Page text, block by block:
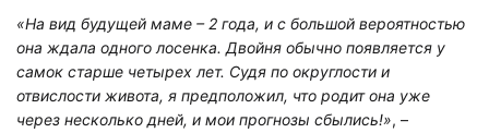
«На вид будущей маме – 2 года, и с большой вероятностью
она ждала одного лосенка. Двойня обычно появляется у
самок старше четырех лет. Судя по округлости и
отвислости живота, я предположил, что родит она уже
через несколько дней, и мои прогнозы сбылись!», –